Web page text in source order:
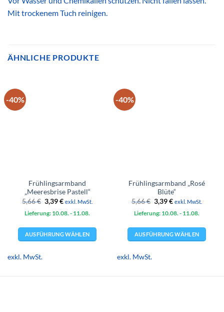
Mit trockenem Tuch reinigen.
ÄHNLICHE PRODUKTE
-40%
Frühlingsarmband
„Meeresbrise Pastell“
5,66€ Ursprünglicher
Preis
war:
3,39€Aktueller
ist:
exkl. MwSt.
Lieferung: 10.08. - 11.08.
AUSFÜHRUNG WÄHLEN
mehrere
exkl. MwSt.
-40%
Frühlingsarmband „Rosé
Blüte“
5,66€ Ursprünglicher
Preis
war:
3,39€Aktueller
ist:
exkl. MwSt.
Lieferung: 10.08. - 11.08.
AUSFÜHRUNG WÄHLEN
mehrere
exkl. MwSt.